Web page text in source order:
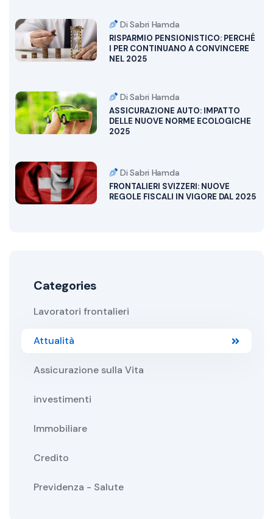
Di Sabri Hamda
RISPARMIO PENSIONISTICO: PERCHÉ
I PER CONTINUANO A CONVINCERE
NEL 2025
Di Sabri Hamda
ASSICURAZIONE AUTO: IMPATTO
DELLE NUOVE NORME ECOLOGICHE
2025
Di Sabri Hamda
FRONTALIERI SVIZZERI: NUOVE
REGOLE FISCALI IN VIGORE DAL 2025
Categories
Lavoratori frontalieri
Attualità
Assicurazione sulla Vita
investimenti
Immobiliare
Credito
Previdenza - Salute